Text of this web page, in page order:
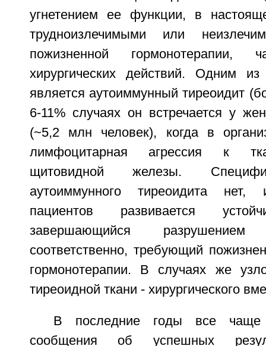
угнетением ее функции, в
трудноизлечимыми или
пожизненной гормонотерапии,
хирургических действий. Одним из
является аутоиммунный тиреоидит
6-11% случаях он встречается у
(~5,2 млн человек), когда в
лимфоцитарная агрессия к
щитовидной железы.
аутоиммунного тиреоидита
пациентов развивается
завершающийся
соответственно, требующий
гормонотерапии. В случаях же
тиреоидной ткани - хирургического
В последние годы все чаще
сообщения об успешных